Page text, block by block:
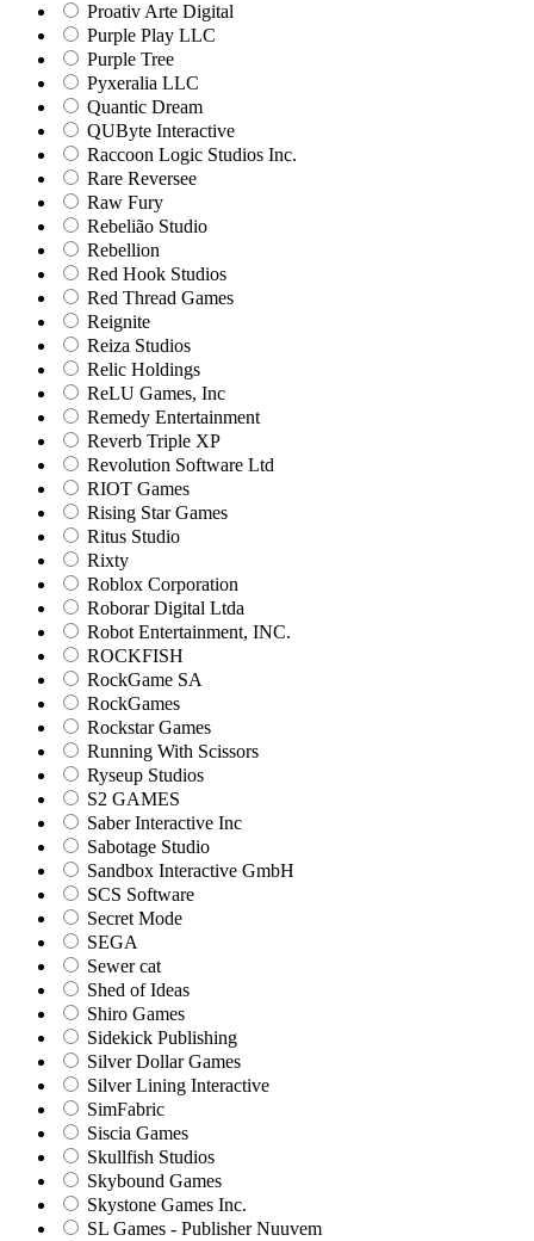
Proativ Arte Digital
Purple Play LLC
Purple Tree
Pyxeralia LLC
Quantic Dream
QUByte Interactive
Raccoon Logic Studios Inc.
Rare Reversee
Raw Fury
Rebelião Studio
Rebellion
Red Hook Studios
Red Thread Games
Reignite
Reiza Studios
Relic Holdings
ReLU Games, Inc
Remedy Entertainment
Reverb Triple XP
Revolution Software Ltd
RIOT Games
Rising Star Games
Ritus Studio
Rixty
Roblox Corporation
Roborar Digital Ltda
Robot Entertainment, INC.
ROCKFISH
RockGame SA
RockGames
Rockstar Games
Running With Scissors
Ryseup Studios
S2 GAMES
Saber Interactive Inc
Sabotage Studio
Sandbox Interactive GmbH
SCS Software
Secret Mode
SEGA
Sewer cat
Shed of Ideas
Shiro Games
Sidekick Publishing
Silver Dollar Games
Silver Lining Interactive
SimFabric
Siscia Games
Skullfish Studios
Skybound Games
Skystone Games Inc.
SL Games - Publisher Nuuvem